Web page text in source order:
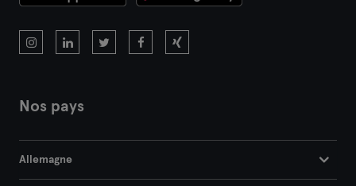
Nos pays
Allemagne